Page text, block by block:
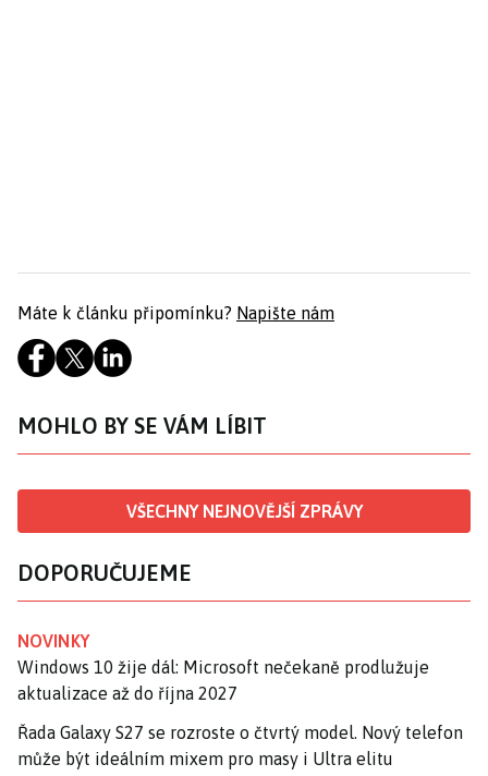
Máte k článku připomínku? Napište nám
MOHLO BY SE VÁM LÍBIT
VŠECHNY NEJNOVĚJŠÍ ZPRÁVY
DOPORUČUJEME
NOVINKY
Windows 10 žije dál: Microsoft nečekaně prodlužuje
aktualizace až do října 2027
Řada Galaxy S27 se rozroste o čtvrtý model. Nový telefon
může být ideálním mixem pro masy i Ultra elitu